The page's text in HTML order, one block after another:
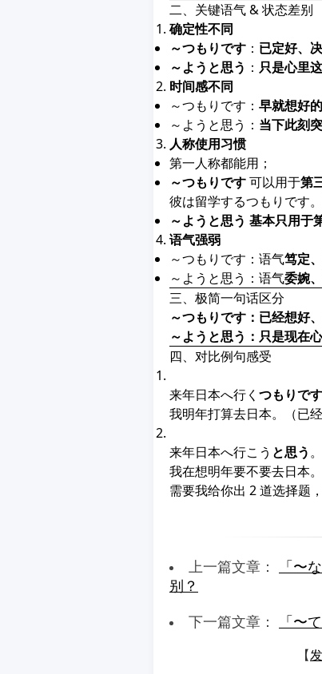
二、关键语气 & 状态差别
确定性不同
～つもりです ： 已定好、
～ようと思う ： 只是心里
时间感不同
～つもりです： 早就想好
～ようと思う： 当下此刻
人称使用习惯
第一人称都能用；
～つもりです可以用于第
彼は留学するつもりです。
～ようと思う 基本只用于
语气强弱
～つもりです：语气笃定
～ようと思う：语气委婉
三、极简一句话区分
～つもりです：已经想好
～ようと思う：只是现在
四、对比例句感受
来年日本へ行く つもりです
我明年打算去日本。（已经
来年日本へ行こう と思う。
我在想明年要不要去日本
需要我给你出 2 道选择题
上一篇文章：
「〜
别？
下一篇文章： 「〜
【